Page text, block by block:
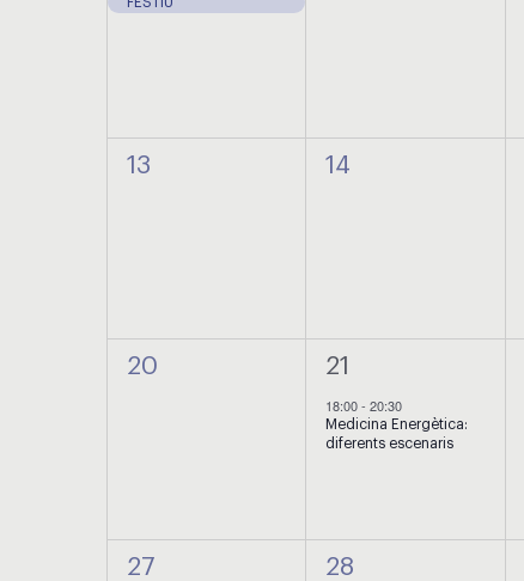
0
13
0
14
0
20
1
esdeveniment,
21
18:00-20:30
Medicina Energètica:
diferents escenaris
0
27
0
28